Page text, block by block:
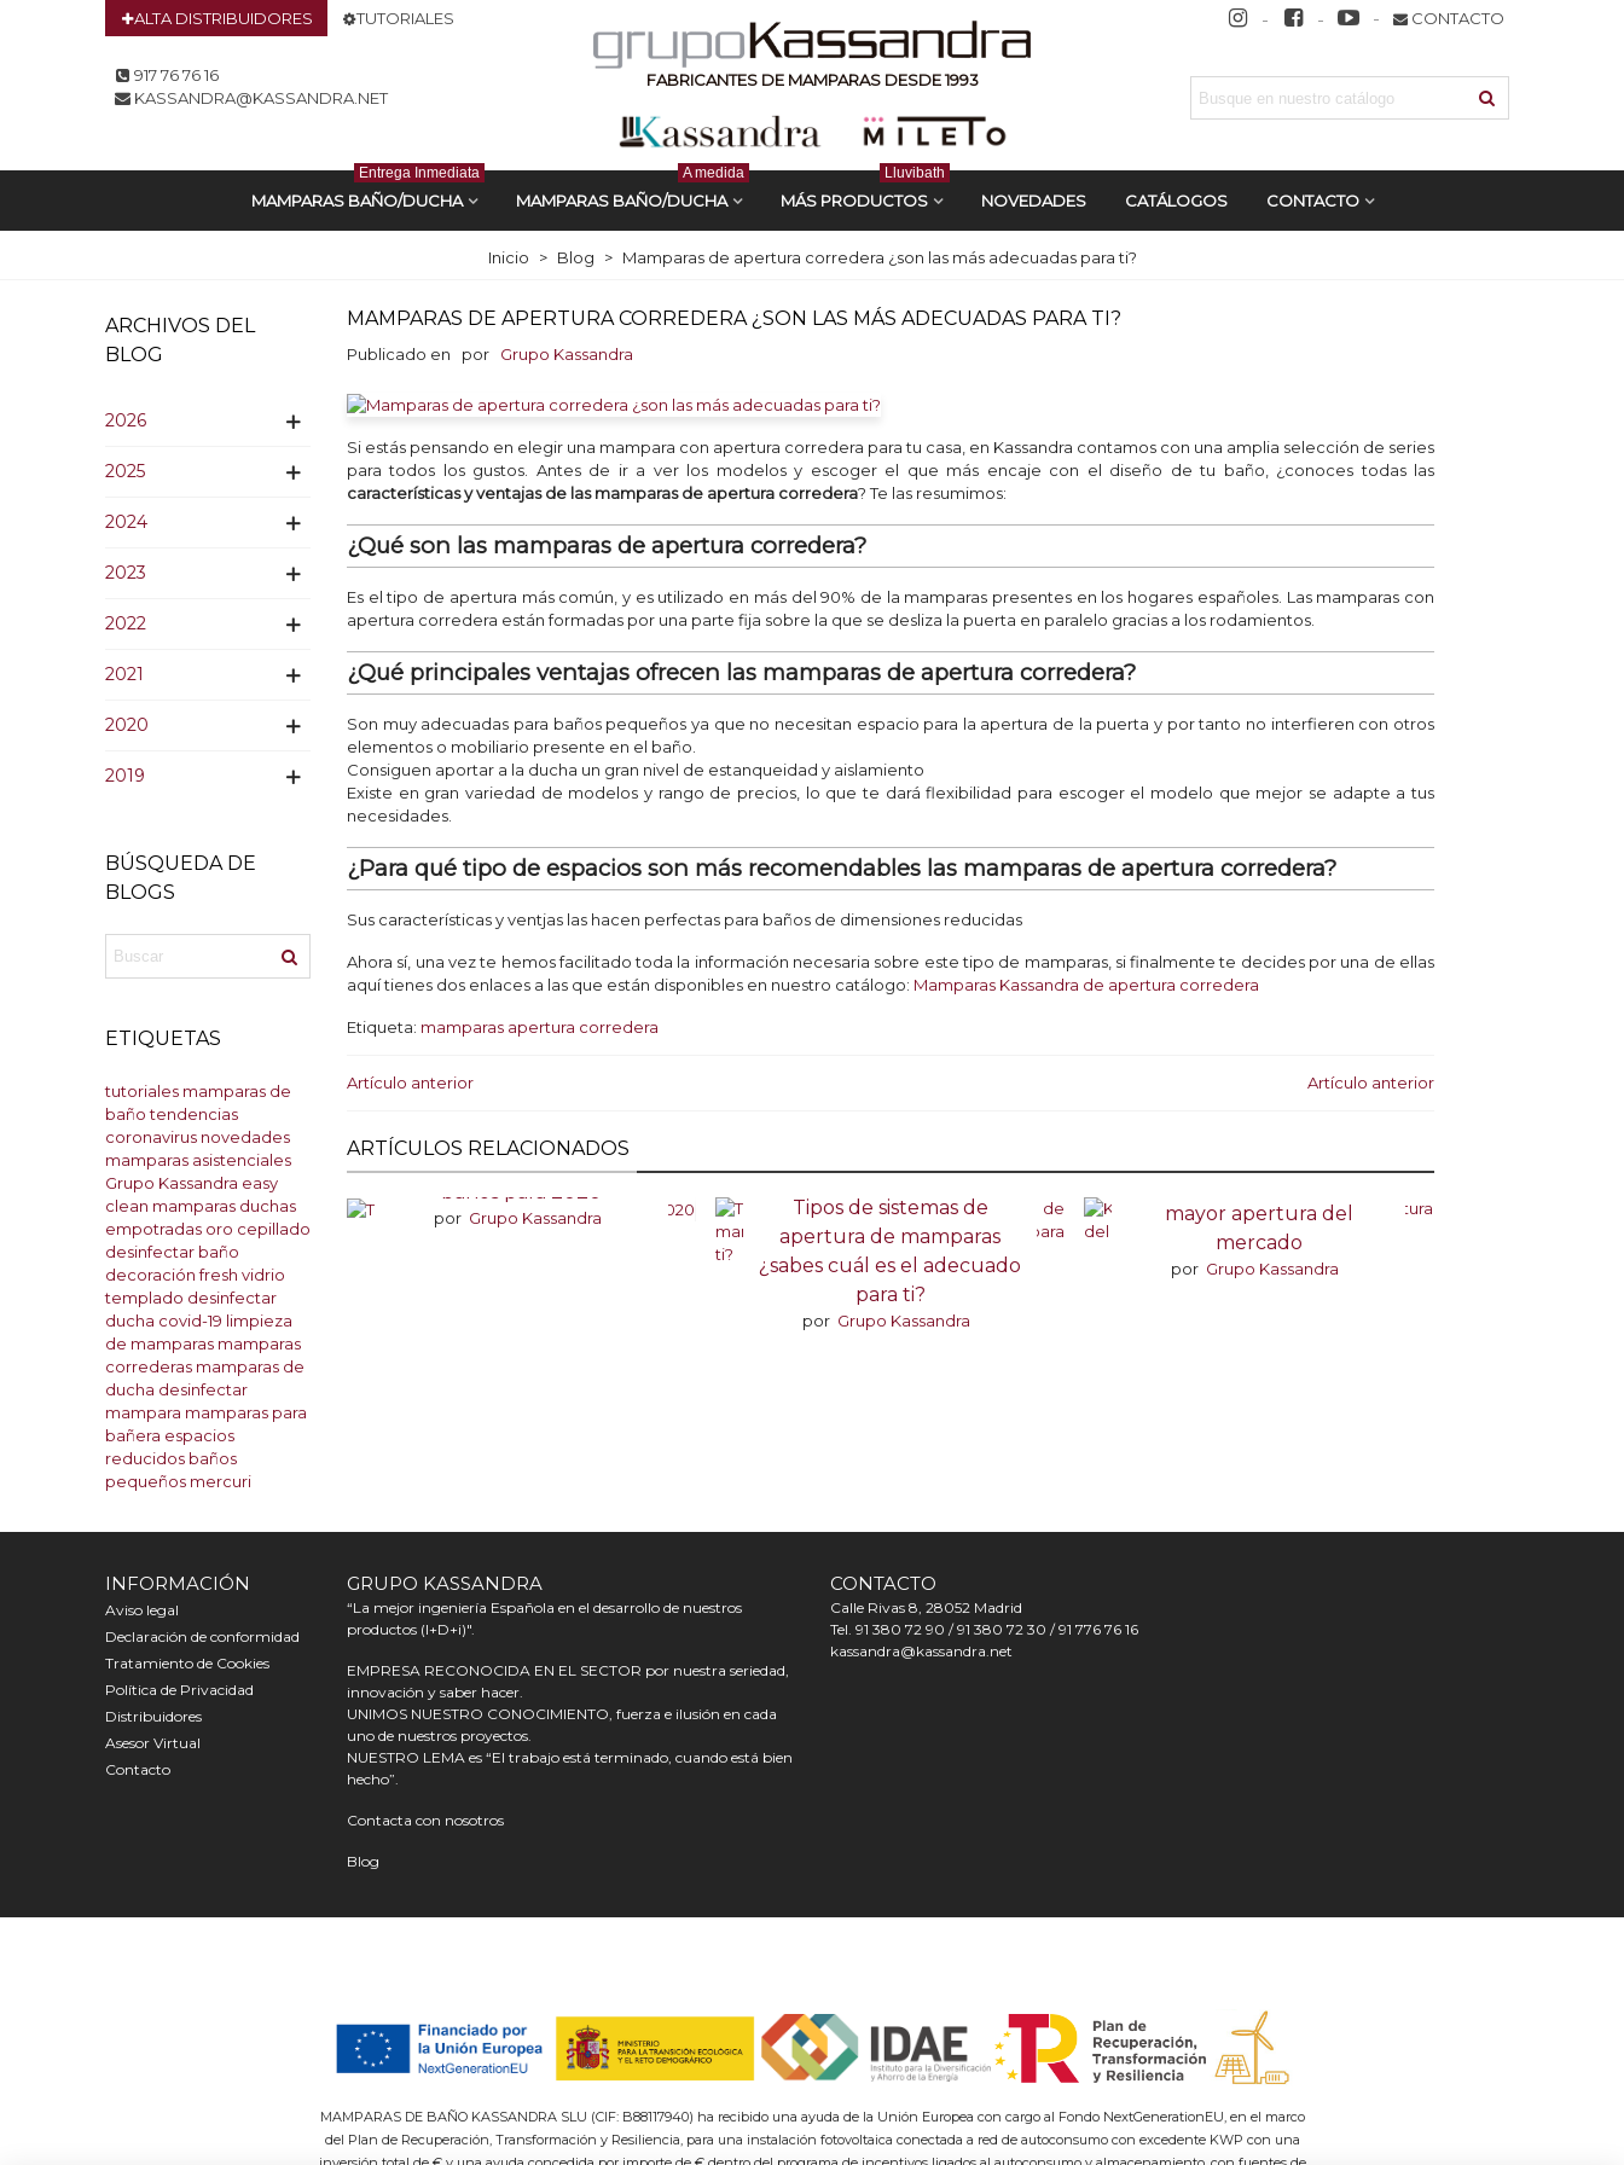
ALTA DISTRIBUIDORES TUTORIALES CONTACTO
917 76 76 16
KASSANDRA@KASSANDRA.NET
FABRICANTES DE MAMPARAS DESDE 1993
MAMPARAS BAÑO/DUCHA
Entrega Inmediata
MAMPARAS BAÑO/DUCHA
A medida
MÁS PRODUCTOS
Lluvibath
NOVEDADES CATÁLOGOS CONTACTO
Inicio > Blog > Mamparas de apertura corredera ¿son las más adecuadas para ti?
ARCHIVOS DEL
BLOG
2026
2025
2024
2023
2022
2021
2020
2019
BÚSQUEDA DE
BLOGS
ETIQUETAS
tutoriales mamparas de
baño tendencias
coronavirus novedades
mamparas asistenciales
Grupo Kassandra easy
clean mamparas duchas
empotradas oro cepillado
desinfectar baño
decoración fresh vidrio
templado desinfectar
ducha covid-19 limpieza
de mamparas mamparas
correderas mamparas de
ducha desinfectar
mampara mamparas para
bañera espacios
reducidos baños
pequeños mercuri
MAMPARAS DE APERTURA CORREDERA ¿SON LAS MÁS ADECUADAS PARA TI?
Publicado en por Grupo Kassandra
Si estás pensando en elegir una mampara con apertura corredera para tu casa, en Kassandra contamos con una amplia selección de series
para todos los gustos. Antes de ir a ver los modelos y escoger el que más encaje con el diseño de tu baño, ¿conoces todas las
características y ventajas de las mamparas de apertura corredera? Te las resumimos:
¿Qué son las mamparas de apertura corredera?
Es el tipo de apertura más común, y es utilizado en más del 90% de la mamparas presentes en los hogares españoles. Las mamparas con
apertura corredera están formadas por una parte fija sobre la que se desliza la puerta en paralelo gracias a los rodamientos.
¿Qué principales ventajas ofrecen las mamparas de apertura corredera?
Son muy adecuadas para baños pequeños ya que no necesitan espacio para la apertura de la puerta y por tanto no interfieren con otros
elementos o mobiliario presente en el baño.
Consiguen aportar a la ducha un gran nivel de estanqueidad y aislamiento
Existe en gran variedad de modelos y rango de precios, lo que te dará flexibilidad para escoger el modelo que mejor se adapte a tus
necesidades.
¿Para qué tipo de espacios son más recomendables las mamparas de apertura corredera?
Sus características y ventjas las hacen perfectas para baños de dimensiones reducidas
Ahora sí, una vez te hemos facilitado toda la información necesaria sobre este tipo de mamparas, si finalmente te decides por una de ellas
aquí tienes dos enlaces a las que están disponibles en nuestro catálogo: Mamparas Kassandra de apertura corredera
Etiqueta: mamparas apertura corredera
Artículo anterior Artículo anterior
ARTÍCULOS RELACIONADOS
baños para 2020
por Grupo Kassandra
Tipos de sistemas de
apertura de mamparas
¿sabes cuál es el adecuado
para ti?
por Grupo Kassandra
mayor apertura del
mercado
por Grupo Kassandra
INFORMACIÓN
Aviso legal
Declaración de conformidad
Tratamiento de Cookies
Política de Privacidad
Distribuidores
Asesor Virtual
Contacto
GRUPO KASSANDRA
“La mejor ingeniería Española en el desarrollo de nuestros
productos (I+D+i)".
EMPRESA RECONOCIDA EN EL SECTOR por nuestra seriedad,
innovación y saber hacer.
UNIMOS NUESTRO CONOCIMIENTO, fuerza e ilusión en cada
uno de nuestros proyectos.
NUESTRO LEMA es “El trabajo está terminado, cuando está bien
hecho”.
Contacta con nosotros
Blog
CONTACTO
Calle Rivas 8, 28052 Madrid
Tel. 91 380 72 90 / 91 380 72 30 / 91 776 76 16
kassandra@kassandra.net
MAMPARAS DE BAÑO KASSANDRA SLU (CIF: B88117940) ha recibido una ayuda de la Unión Europea con cargo al Fondo NextGenerationEU, en el marco
del Plan de Recuperación, Transformación y Resiliencia, para una instalación fotovoltaica conectada a red de autoconsumo con excedente KWP con una